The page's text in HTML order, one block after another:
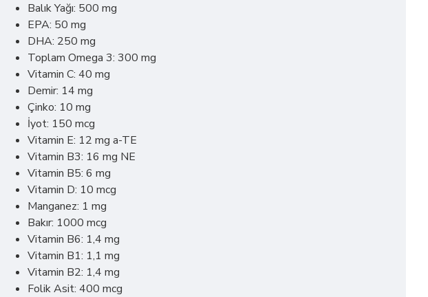
Balık Yağı: 500 mg
EPA: 50 mg
DHA: 250 mg
Toplam Omega 3: 300 mg
Vitamin C: 40 mg
Demir: 14 mg
Çinko: 10 mg
İyot: 150 mcg
Vitamin E: 12 mg a-TE
Vitamin B3: 16 mg NE
Vitamin B5: 6 mg
Vitamin D: 10 mcg
Manganez: 1 mg
Bakır: 1000 mcg
Vitamin B6: 1,4 mg
Vitamin B1: 1,1 mg
Vitamin B2: 1,4 mg
Folik Asit: 400 mcg